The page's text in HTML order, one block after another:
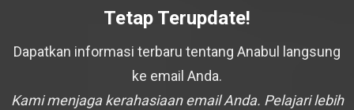
Tetap Terupdate!
Dapatkan informasi terbaru tentang Anabul langsung
ke email Anda.
Kami menjaga kerahasiaan email Anda. Pelajari lebih